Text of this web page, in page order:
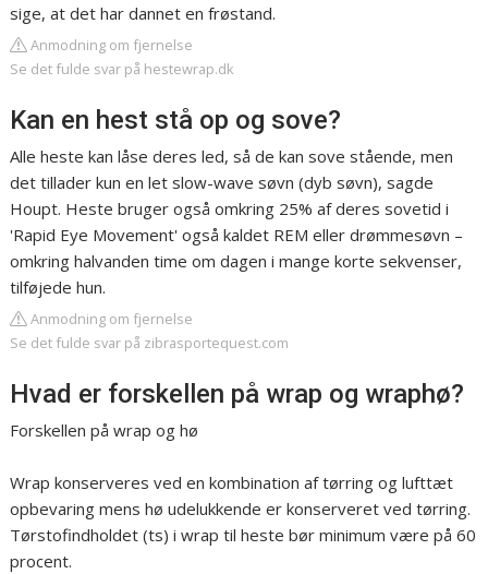
sige, at det har dannet en frøstand.
Anmodning om fjernelse
Se det fulde svar på hestewrap.dk
Kan en hest stå op og sove?
Alle heste kan låse deres led, så de kan sove stående, men
det tillader kun en let slow-wave søvn (dyb søvn), sagde
Houpt. Heste bruger også omkring 25% af deres sovetid i
'Rapid Eye Movement' også kaldet REM eller drømmesøvn –
omkring halvanden time om dagen i mange korte sekvenser,
tilføjede hun.
Anmodning om fjernelse
Se det fulde svar på zibrasportequest.com
Hvad er forskellen på wrap og wraphø?
Forskellen på wrap og hø
Wrap konserveres ved en kombination af tørring og lufttæt
opbevaring mens hø udelukkende er konserveret ved tørring.
Tørstofindholdet (ts) i wrap til heste bør minimum være på 60
procent.